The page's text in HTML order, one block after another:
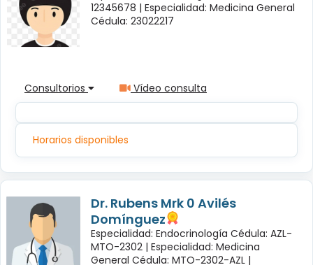
12345678 | Especialidad: Medicina General
Cédula: 23022217
Consultorios Vídeo consulta
Horarios disponibles
Dr. Rubens Mrk 0 Avilés
Domínguez
Especialidad: Endocrinología Cédula: AZL-
MTO-2302 | Especialidad: Medicina
General Cédula: MTO-2302-AZL |